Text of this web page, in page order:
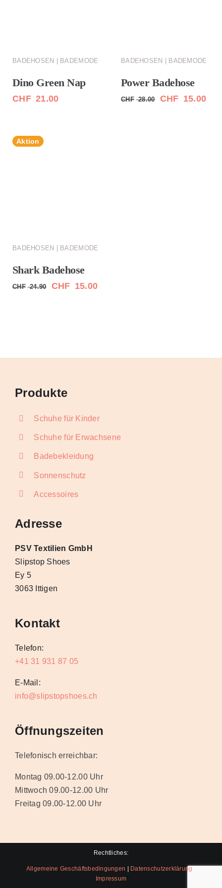
BADEHOSEN | BADEMODE
Dino Green Nap
CHF 21.00
BADEHOSEN | BADEMODE
Power Badehose
CHF 28.00
Ursprünglicher
CHF 15.00
BADEHOSEN | BADEMODE
Shark Badehose
Aktion
CHF 24.90
Ursprünglicher
CHF 15.00Aktueller
Produkte
Schuhe für Kinder
Schuhe für Erwachsene
Badebekleidung
Sonnenschutz
Accessoires
Adresse
PSV Textilien GmbH
Slipstop Shoes
Ey 5
3063 Ittigen
Kontakt
Telefon:
+41 31 931 87 05
E-Mail:
info@slipstopshoes.ch
Öffnungszeiten
Telefonisch erreichbar:
Montag 09.00-12.00 Uhr
Mittwoch 09.00-12.00 Uhr
Freitag 09.00-12.00 Uhr
Rechtliches:
Allgemeine Geschäftsbedingungen Datenschutzerklärung
Impressum